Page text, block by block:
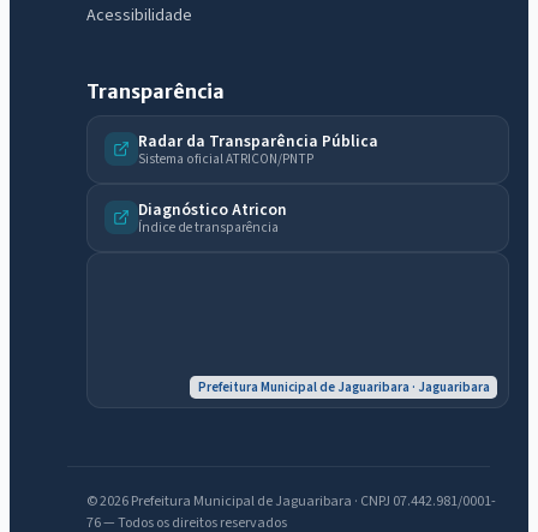
Acessibilidade
Transparência
Radar da Transparência Pública
Sistema oficial ATRICON/PNTP
Diagnóstico Atricon
Índice de transparência
Prefeitura Municipal de Jaguaribara · Jaguaribara
© 2026 Prefeitura Municipal de Jaguaribara · CNPJ 07.442.981/0001-
76 — Todos os direitos reservados